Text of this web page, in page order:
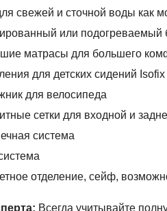
свежей и сточной воды как
или подогреваемый
матрасы для большего
для детских сидений
для велосипеда
сетки для входной и
система
отделение, сейф,
Всегда учитывайте